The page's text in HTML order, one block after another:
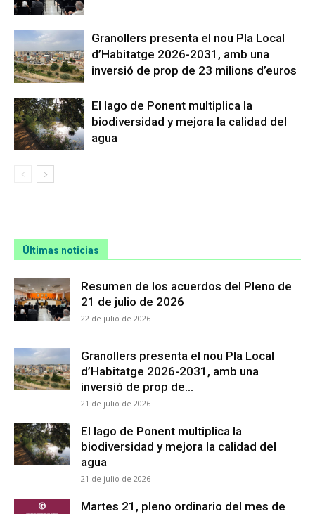
Granollers presenta el nou Pla Local
d’Habitatge 2026-2031, amb una
inversió de prop de 23 milions d’euros
El lago de Ponent multiplica la
biodiversidad y mejora la calidad del
agua
Últimas noticias
Resumen de los acuerdos del Pleno de
21 de julio de 2026
22 de julio de 2026
Granollers presenta el nou Pla Local
d’Habitatge 2026-2031, amb una
inversió de prop de...
21 de julio de 2026
El lago de Ponent multiplica la
biodiversidad y mejora la calidad del
agua
21 de julio de 2026
Martes 21, pleno ordinario del mes de